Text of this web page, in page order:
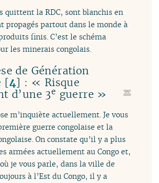
quittent la RDC, sont blanchis en
propagés partout dans le monde à
finis. C’est le schéma
les minerais congolais.
de Génération
[4] : « Risque
d’une 3e guerre »
m’inquiète actuellement. Je vous
guerre congolaise et la
On constate qu’il y a plus
armées actuellement au Congo et,
je vous parle, dans la ville de
à l’Est du Congo, il y a